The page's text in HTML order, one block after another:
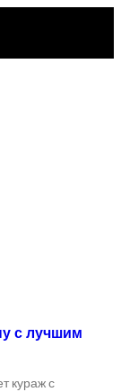
с лучшим
кураж с